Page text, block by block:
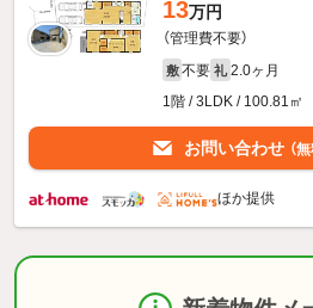
13万円
（管理費不要）
敷 不要 礼 2.0ヶ月
1階 / 3LDK / 100.81㎡
お問い合わせ （
ほか提供